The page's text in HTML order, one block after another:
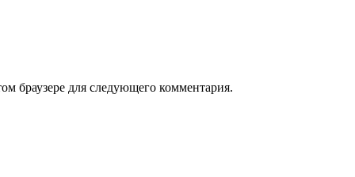
браузере для следующего комментария.